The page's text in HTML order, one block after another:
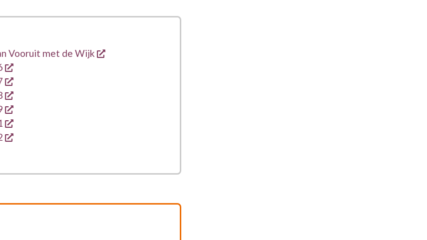
Vooruit met de Wijk
opent een nieuw venster
opent een nieuw venster
opent een nieuw venster
opent een nieuw venster
opent een nieuw venster
opent een nieuw venster
opent een nieuw venster